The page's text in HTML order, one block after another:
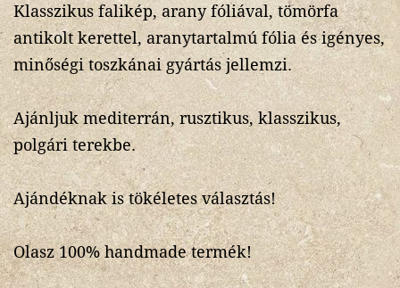
Klasszikus falikép, arany fóliával, tömörfa
antikolt kerettel, aranytartalmú fólia és igényes,
minőségi toszkánai gyártás jellemzi.
Ajánljuk mediterrán, rusztikus, klasszikus,
polgári terekbe.
Ajándéknak is tökéletes választás!
Olasz 100% handmade termék!